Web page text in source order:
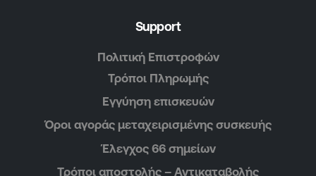
Support
Πολιτική Επιστροφών
Τρόποι Πληρωμής
Εγγύηση επισκευών
Όροι αγοράς μεταχειρισμένης συσκευής
Έλεγχος 66 σημείων
Τρόποι αποστολής – Αντικαταβολής